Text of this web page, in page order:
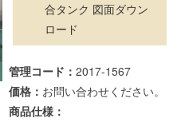
合タンク 図面ダウン
ロード
管理コード：2017-1567
価格： お問い合わせください。
商品仕様：